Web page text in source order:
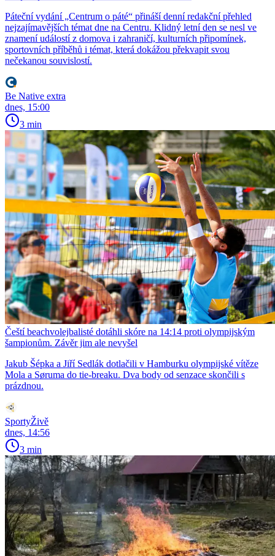
Páteční vydání „Centrum o páté“ přináší denní redakční přehled
nejzajímavějších témat dne na Centru. Klidný letní den se nesl ve
znamení událostí z domova i zahraničí, kulturních připomínek,
sportovních příběhů i témat, která dokážou překvapit svou
nečekanou souvislostí.
Be Native extra
dnes, 15:00
3 min
Čeští beachvolejbalisté dotáhli skóre na 14:14 proti olympijským
šampionům. Závěr jim ale nevyšel
Jakub Šépka a Jiří Sedlák dotlačili v Hamburku olympijské vítěze
Mola a Søruma do tie-breaku. Dva body od senzace skončili s
prázdnou.
SportyŽivě
dnes, 14:56
3 min